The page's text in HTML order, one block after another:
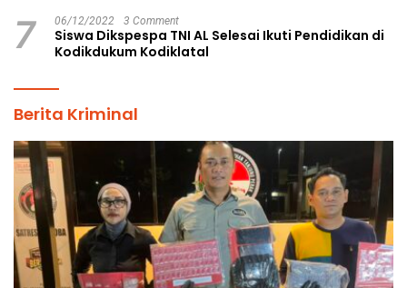
7 06/12/2022 3 Comment
Siswa Dikspespa TNI AL Selesai Ikuti Pendidikan di
Kodikdukum Kodiklatal
Berita Kriminal